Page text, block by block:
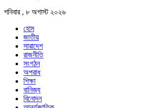
শনিবার , ৮ অগাস্ট ২০২৬
হোম
জাতীয়
সারাদেশ
রাজনীতি
সংগঠন
অপরাধ
শিক্ষা
বানিজ্য
বিনোদন